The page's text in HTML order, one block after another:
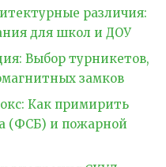
различия:
для школ и ДОУ
Выбор турникетов,
замков
Как примирить
(ФСБ) и пожарной